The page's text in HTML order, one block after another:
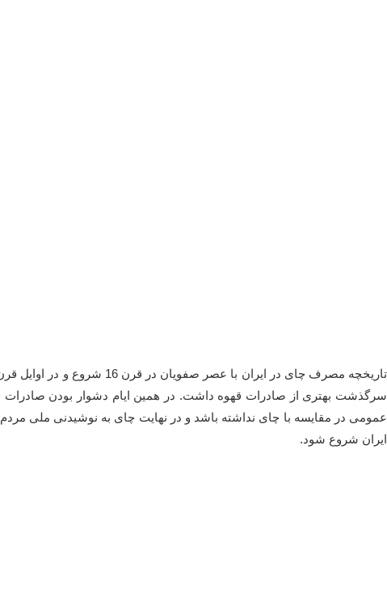
سرگذشت بهتری از صادرات قهوه داشت. در همین ایام دشوار بودن صادرات
عمومی در مقایسه با چای نداشته باشد و در نهایت چای به نوشیدنی ملی
ایران شروع شود.